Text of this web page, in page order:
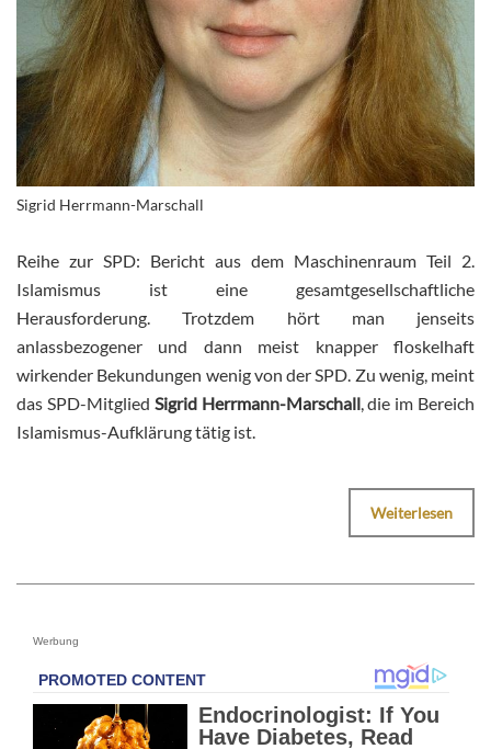
Sigrid Herrmann-Marschall
Reihe zur SPD: Bericht aus dem Maschinenraum Teil 2.
Islamismus ist eine gesamtgesellschaftliche
Herausforderung. Trotzdem hört man jenseits
anlassbezogener und dann meist knapper floskelhaft
wirkender Bekundungen wenig von der SPD. Zu wenig, meint
das SPD-Mitglied Sigrid Herrmann-Marschall, die im Bereich
Islamismus-Aufklärung tätig ist.
Weiterlesen
Werbung